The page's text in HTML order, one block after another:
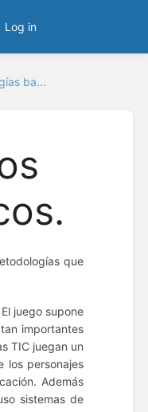
Log in
ba...
que
juego supone
importantes
TIC juegan un
los personajes
Además
sistemas de